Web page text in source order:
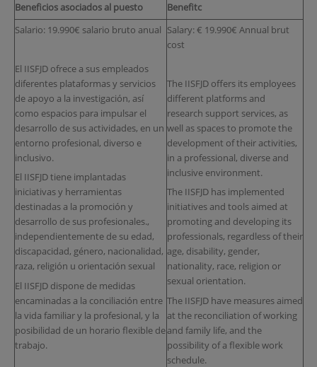
Beneficios asociados al puesto
Benefitc
Salario: 19.990€ salario bruto anual
El IISFJD ofrece a sus empleados
diferentes plataformas y servicios
de apoyo a la investigación, así
como espacios para impulsar el
desarrollo de sus actividades, en un
entorno profesional, diverso e
inclusivo.
El IISFJD tiene implantadas
iniciativas y herramientas
destinadas a la promoción y
desarrollo de sus profesionales.,
independientemente de su edad,
discapacidad, género, nacionalidad,
raza, religión u orientación sexual
El IISFJD dispone de medidas
encaminadas a la conciliación entre
la vida familiar y la profesional, y la
posibilidad de un horario flexible de
trabajo.
Salary: € 19.990€ Annual brut
cost
The IISFJD offers its employees
different platforms and
research support services, as
well as spaces to promote the
development of their activities,
in a professional, diverse and
inclusive environment.
The IISFJD has implemented
initiatives and tools aimed at
promoting and developing its
professionals, regardless of their
age, disability, gender,
nationality, race, religion or
sexual orientation.
The IISFJD have measures aimed
at the reconciliation of working
and family life, and the
possibility of a flexible work
schedule.